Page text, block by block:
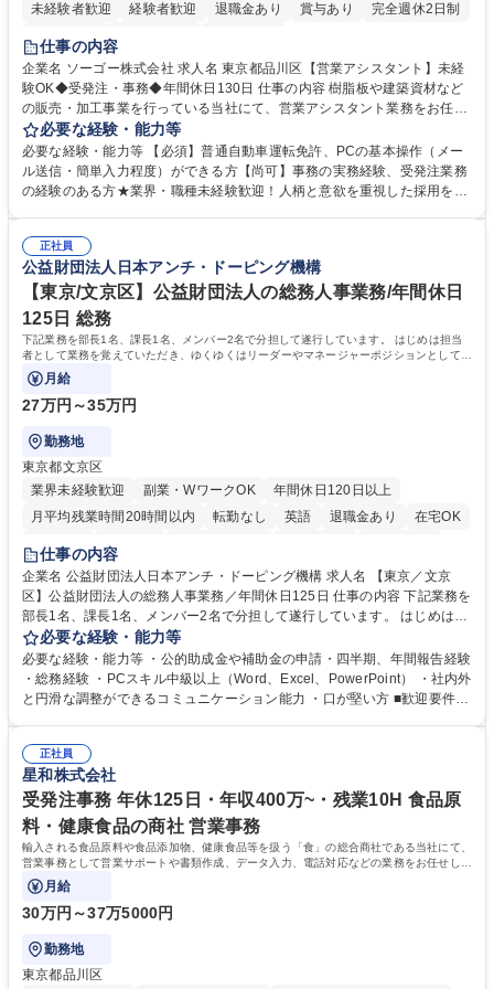
未経験者歓迎
経験者歓迎 退職金あり 賞与あり
完全週休2日制
交通費支給
仕事の内容
企業名 ソーゴー株式会社 求人名 東京都品川区【営業アシスタント】未経
験OK◆受発注・事務◆年間休日130日 仕事の内容 樹脂板や建築資材など
の販売・加工事業を行っている当社にて、営業アシスタント業務をお任せ
いたします。注文対応やWebデータの出力、各所への発注・加工依頼のほ
か、電話・メール対応等の事務業務を担当します。 ■受注・発注業務：FA
Xによる注文対応、Web発注データのプリントアウト、各仕入先・協力会
社への発注および加工依頼等 ■納品書・請求書の作成および発送手配 ■商
当社の指定する業務 募集職種 東京都品川区【営業アシスタント】未経験O
K◆受発注・事務◆年間休日130日
必要な経験・能力等
必要な経験・能力等 【必須】普通自動車運転免許、PCの基本操作（メー
ル送信・簡単入力程度）ができる方【尚可】事務の実務経験、受発注業務
の経験のある方★業界・職種未経験歓迎！人柄と意欲を重視した採用を行
変化に臨機応変かつ柔軟に対応できる方、約束を守り正確に作業を進めら
れる方を求めています。高度なPCスキルや関数知識は一切不要です。丁
寧な指導体制が整っているため、安心してお仕事をスタートしていただけ
ます。 学歴・資格 学歴：大学院 大学 高専 短大 専修学校 高校 語学力：
資格：
正社員
公益財団法人日本アンチ・ドーピング機構
【東京/文京区】公益財団法人の総務人事業務/年間休日
125日 総務
下記業務を部長1名、課長1名、メンバー2名で分担して遂行しています。 はじめは担当
者として業務を覚えていただき、ゆくゆくはリーダーやマネージャーポジションとして活
躍いただくことを期待しています。
月給
27万円～35万円
勤務地
東京都文京区
業界未経験歓迎
副業・WワークOK
年間休日120日以上
月平均残業時間20時間以内
転勤なし 英語 退職金あり
在宅OK
賞与あり
育休あり
食事補助あり
仕事の内容
企業名 公益財団法人日本アンチ・ドーピング機構 求人名 【東京／文京
区】公益財団法人の総務人事業務／年間休日125日 仕事の内容 下記業務を
部長1名、課長1名、メンバー2名で分担して遂行しています。 はじめは担
当者として業務を覚えていただき、ゆくゆくはリーダーやマネージャーポ
ジションとして活躍いただくことを期待しています。 【総務・人事グルー
プの業務内容】 ・人事制度関連 ・採用活動 ・教育研修の企画、実行 ・勤
怠管理 ・官公庁への各種提出 ・法定の会議運営（評議員会、理事会） ・
管理 ・福利厚生関連 ・職員からの問合せ、相談対応 ・その他日常の総務
業務全般 募集職種 【東京／文京区】公益財団法人の総務人事業務／年間
休日125日
必要な経験・能力等
必要な経験・能力等 ・公的助成金や補助金の申請・四半期、年間報告経験
・総務経験 ・PCスキル中級以上（Word、Excel、PowerPoint） ・社内外
と円滑な調整ができるコミュニケーション能力 ・口が堅い方 ■歓迎要件
正社員
星和株式会社
受発注事務 年休125日・年収400万~・残業10H 食品原
料・健康食品の商社 営業事務
輸入される食品原料や食品添加物、健康食品等を扱う「食」の総合商社である当社にて、
営業事務として営業サポートや書類作成、データ入力、電話対応などの業務をお任せしま
す。
月給
30万円～37万5000円
勤務地
東京都品川区